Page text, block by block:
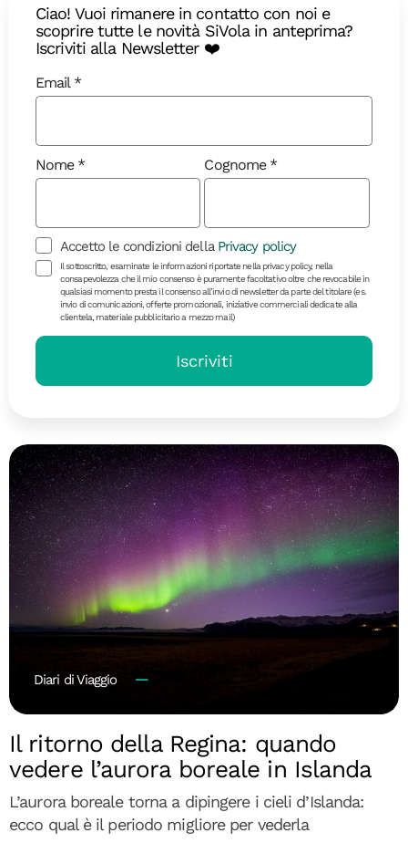
Diari di Viaggio
Saudade brasiliana: viaggio lungo
la Chapada Diamantina
Guida alle migliori cose da fare durante un viaggio
di gruppo in Brasile
Diari di Viaggio
Il ritorno della Regina: quando
vedere l’aurora boreale in Islanda
L’aurora boreale torna a dipingere i cieli d’Islanda:
ecco qual è il periodo migliore per vederla
Ciao! Vuoi rimanere in contatto con noi e
scoprire tutte le novità SiVola in anteprima?
Iscriviti alla Newsletter ❤️
Email
Nome Cognome
Accetto le condizioni della Privacy policy
Il sottoscritto, esaminate le informazioni riportate nella privacy policy, nella
consapevolezza che il mio consenso è puramente facoltativo oltre che revocabile in
qualsiasi momento presta il consenso all’invio di newsletter da parte del titolare (es.
invio di comunicazioni, offerte promozionali, iniziative commerciali dedicate alla
clientela, materiale pubblicitario a mezzo mail)
Iscriviti